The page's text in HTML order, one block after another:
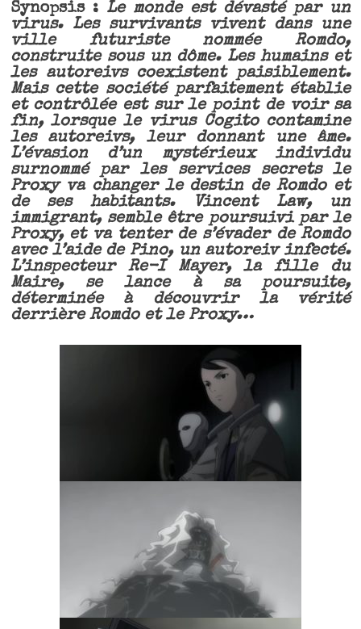
Synopsis : Le monde est dévasté par un
virus. Les survivants vivent dans une
ville futuriste nommée Romdo,
construite sous un dôme. Les humains et
les autoreivs coexistent paisiblement.
Mais cette société parfaitement établie
et contrôlée est sur le point de voir sa
fin, lorsque le virus Cogito contamine
les autoreivs, leur donnant une âme.
L’évasion d’un mystérieux individu
surnommé par les services secrets le
Proxy va changer le destin de Romdo et
de ses habitants. Vincent Law, un
immigrant, semble être poursuivi par le
Proxy, et va tenter de s’évader de Romdo
avec l’aide de Pino, un autoreiv infecté.
L’inspecteur Re-I Mayer, la fille du
Maire, se lance à sa poursuite,
déterminée à découvrir la vérité
derrière Romdo et le Proxy…